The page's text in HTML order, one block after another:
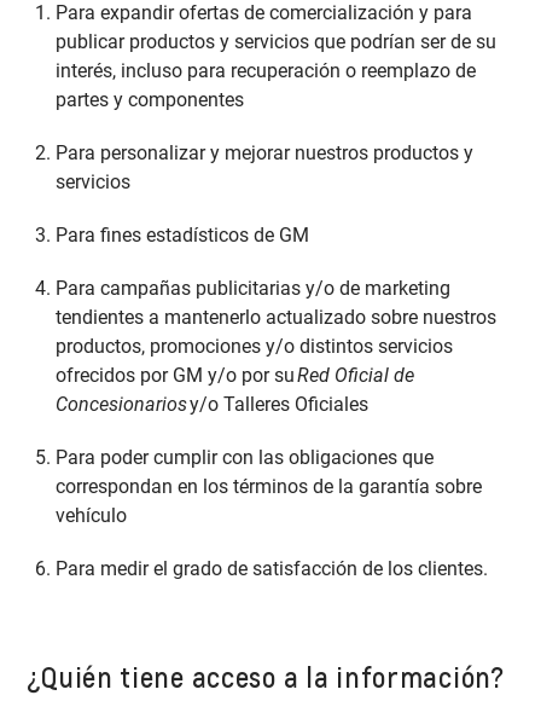
Para expandir ofertas de comercialización y para
publicar productos y servicios que podrían ser de su
interés, incluso para recuperación o reemplazo de
partes y componentes
Para personalizar y mejorar nuestros productos y
servicios
Para fines estadísticos de GM
Para campañas publicitarias y/o de marketing
tendientes a mantenerlo actualizado sobre nuestros
productos, promociones y/o distintos servicios
ofrecidos por GM y/o por suRed Oficial de
Concesionariosy/o Talleres Oficiales
Para poder cumplir con las obligaciones que
correspondan en los términos de la garantía sobre
vehículo
Para medir el grado de satisfacción de los clientes.
¿Quién tiene acceso a la información?